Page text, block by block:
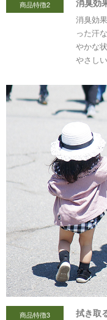
商品特徴2
消臭効
った汗
やかな
やさし
商品特徴3 拭き取